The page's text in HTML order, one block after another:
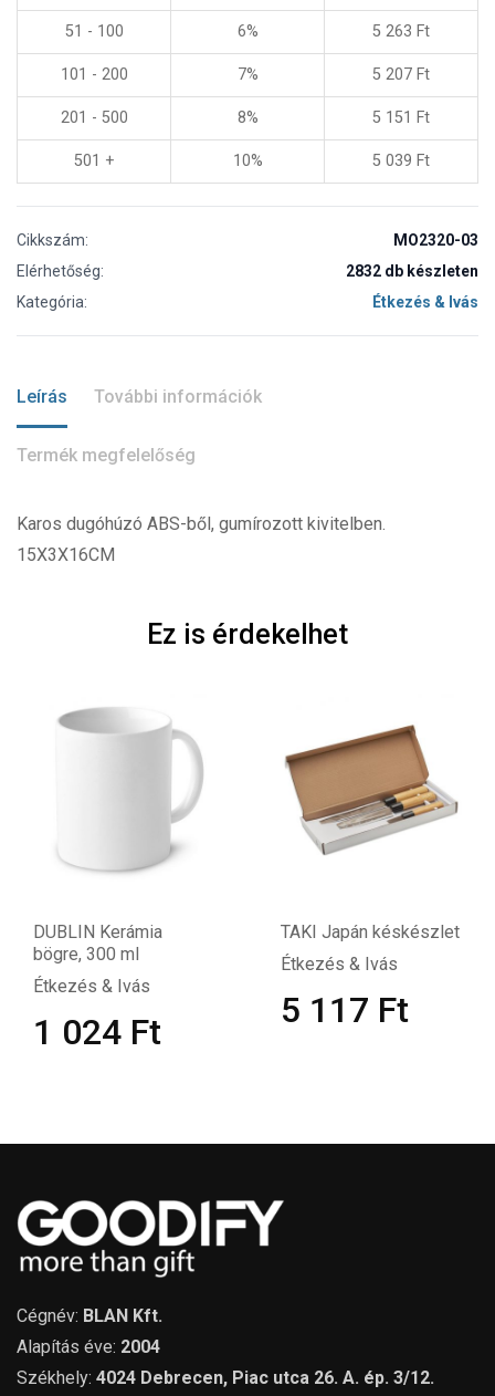
51 - 100 6% 5 263 Ft
101 - 200 7% 5 207 Ft
201 - 500 8% 5 151 Ft
501 + 10% 5 039 Ft
Cikkszám:
MO2320-03
Elérhetőség:
2832 db készleten
Kategória:
Étkezés & Ivás
Leírás További információk
Termék megfelelőség
Karos dugóhúzó ABS-ből, gumírozott kivitelben.
15X3X16CM
Ez is érdekelhet
DUBLIN Kerámia
bögre, 300 ml
Étkezés & Ivás
1 024 Ft
TAKI Japán késkészlet
Étkezés & Ivás
5 117 Ft
Cégnév: BLAN Kft.
Alapítás éve: 2004
Székhely: 4024 Debrecen, Piac utca 26. A. ép. 3/12.